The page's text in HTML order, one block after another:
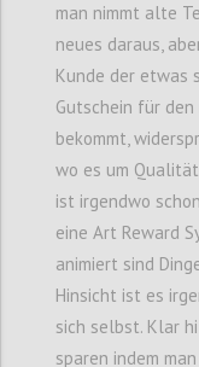
P6
Diese
Planwirtschaft
auch nicht mit
man nimmt alte
neues daraus,
Kunde der etwas
Gutschein für
bekommt,
wo es um
ist irgendwo
eine Art Reward
animiert sind
Hinsicht ist es
sich selbst. Klar
sparen indem